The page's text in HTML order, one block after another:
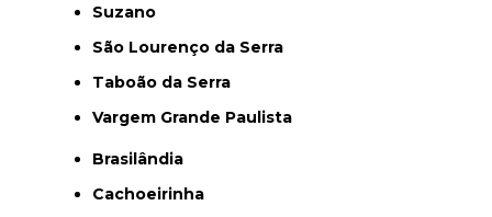
Suzano
São Lourenço da Serra
Taboão da Serra
Vargem Grande Paulista
Brasilândia
Cachoeirinha